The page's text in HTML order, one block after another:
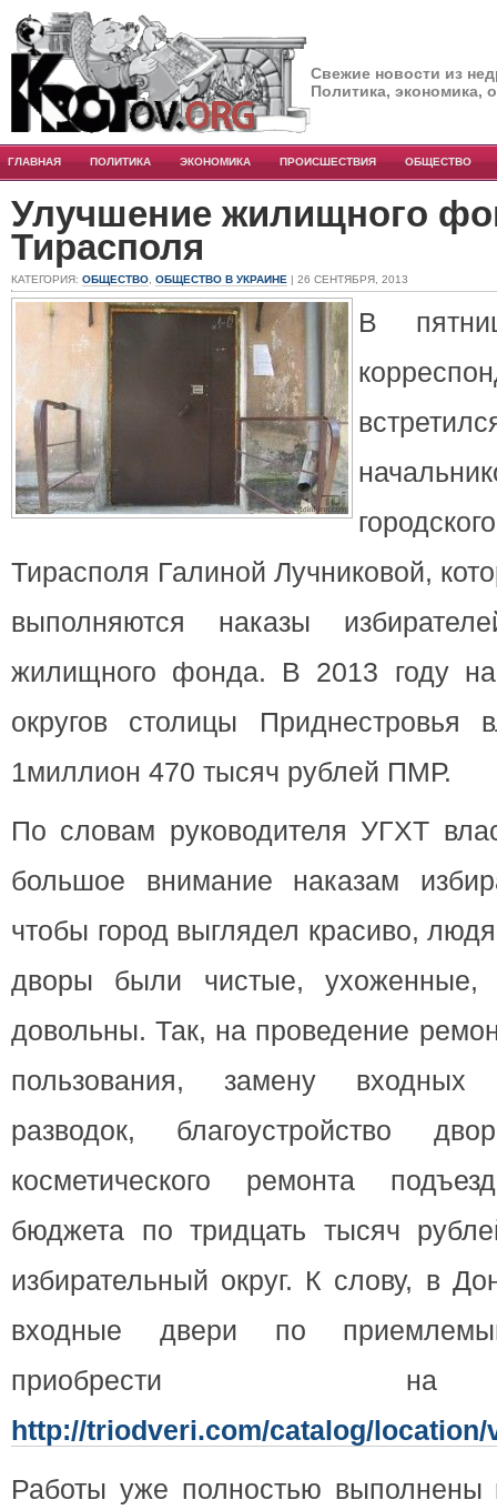
Свежие новости из
Политика, экономика,
ГЛАВНАЯ ПОЛИТИКА ЭКОНОМИКА ПРОИСШЕСТВИЯ ОБЩЕСТВО
Улучшение жилищного
Тирасполя
КАТЕГОРИЯ: ОБЩЕСТВО ОБЩЕСТВО В УКРАИНЕ | 26 СЕНТЯБРЯ, 2013
В
Тирасполя Галиной Лучниковой,
выполняются наказы
жилищного фонда. В 2013 году на
округов столицы Приднестровья
1миллион 470 тысяч рублей ПМР.
По словам руководителя УГХТ
большое внимание наказам
чтобы город выглядел красиво,
дворы были чистые,
довольны. Так, на проведение
пользования, замену
разводок, благоустройство
косметического ремонта
бюджета по тридцать тысяч
избирательный округ. К слову, в
входные двери по
приобрести
http://triodveri.com/catalog/
Работы уже полностью выполнены